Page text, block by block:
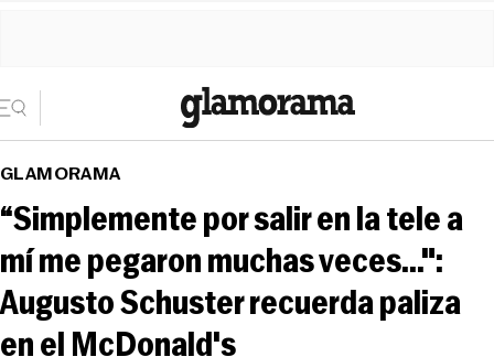
GLAMORAMA
“Simplemente por salir en la tele a
mí me pegaron muchas veces...":
Augusto Schuster recuerda paliza
en el McDonald's